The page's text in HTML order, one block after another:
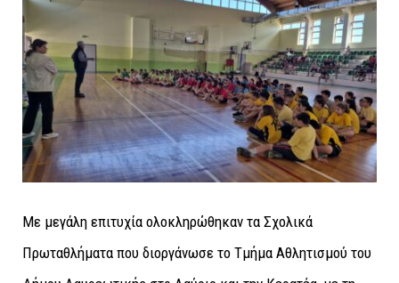
Με μεγάλη επιτυχία ολοκληρώθηκαν τα Σχολικά
Πρωταθλήματα που διοργάνωσε το Τμήμα Αθλητισμού του